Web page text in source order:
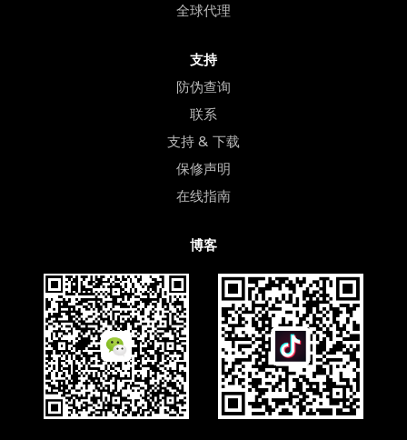
全球代理
支持
防伪查询
联系
支持 & 下载
保修声明
在线指南
博客